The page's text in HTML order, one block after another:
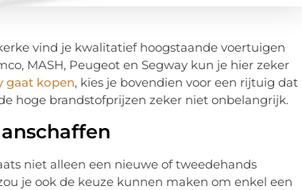
vind je kwalitatief hoogstaande voertuigen
MASH, Peugeot en Segway kun je hier zeker
gaat kopen, kies je bovendien voor een rijtuig dat
hoge brandstofprijzen zeker niet onbelangrijk.
niet alleen een nieuwe of tweedehands
je ook de keuze kunnen maken om enkel een